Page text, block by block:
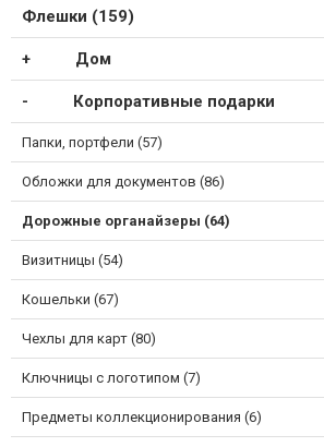
Флешки (159)
Дом
Корпоративные подарки
Папки, портфели (57)
Обложки для документов (86)
Дорожные органайзеры (64)
Визитницы (54)
Кошельки (67)
Чехлы для карт (80)
Ключницы с логотипом (7)
Предметы коллекционирования (6)